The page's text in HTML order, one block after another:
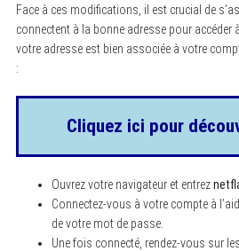
Face à ces modifications, il est crucial de
connectent à la bonne adresse pour accéder
votre adresse est bien associée à votre
:
Cliquez ici pour
Ouvrez votre navigateur et entrez
Connectez-vous à votre compte à
de votre mot de passe.
Une fois connecté, rendez-vous sur